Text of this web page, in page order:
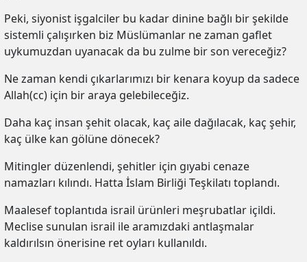
Peki, siyonist işgalciler bu kadar dinine bağlı bir şekilde
sistemli çalışırken biz Müslümanlar ne zaman gaflet
uykumuzdan uyanacak da bu zulme bir son vereceğiz?
Ne zaman kendi çıkarlarımızı bir kenara koyup da sadece
Allah(cc) için bir araya gelebileceğiz.
Daha kaç insan şehit olacak, kaç aile dağılacak, kaç şehir,
kaç ülke kan gölüne dönecek?
Mitingler düzenlendi, şehitler için gıyabi cenaze
namazları kılındı. Hatta İslam Birliği Teşkilatı toplandı.
Maalesef toplantıda israil ürünleri meşrubatlar içildi.
Meclise sunulan israil ile aramızdaki antlaşmalar
kaldırılsın önerisine ret oyları kullanıldı.